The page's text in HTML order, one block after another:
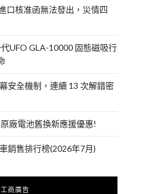
口核准函無法發出，災情四
UFO GLA-10000 固態磁吸行
安全機制，連續 13 次解錯密
廠電池舊換新應援優惠!
銷售排行榜(2026年7月)
工商廣告